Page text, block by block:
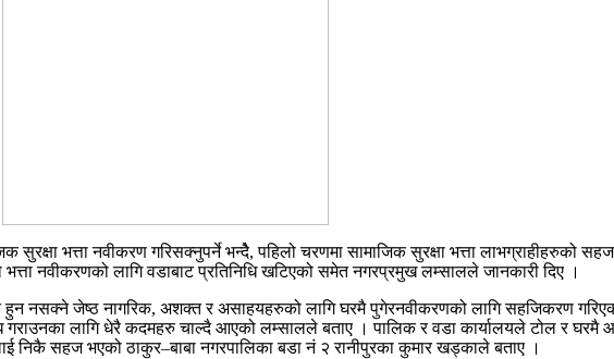
भत्ता नवीकरण गरिसक्नुपर्ने भन्दैे, पहिलो चरणमा सामाजिक सुरक्षा भत्ता लाभग्राहीहरुको
भत्ता नवीकरणको लागि वडाबाट प्रतिनिधि खटिएको समेत नगरप्रमुख लम्सालले जानकारी दिए ।
हुन नसक्ने जेष्ठ नागरिक, अशक्त र असाहयहरुको लागि घरमै पुगेरनवीकरणको लागि सहजिकरण
लागि धेरै कदमहरु चाल्दै आएको लम्सालले बताए । पालिक र वडा कार्यालयले टोल र घरमै
निकै सहज भएको ठाकुर–बाबा नगरपालिका बडा नं २ रानीपुरका कुमार खड्काले बताए ।